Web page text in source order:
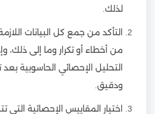
لذلك.
التأكد من جمع كل البيانات
من أخطاء أو تكرار وما إلى ذلك،
التحليل الإحصائي الحاسوبية
ودقيق.
اختيار المقاييس الإحصائية